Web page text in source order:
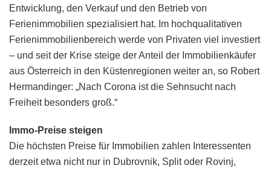
Entwicklung, den Verkauf und den Betrieb von
Ferienimmobilien spezialisiert hat. Im hochqualitativen
Ferienimmobilienbereich werde von Privaten viel investiert
– und seit der Krise steige der Anteil der Immobilienkäufer
aus Österreich in den Küstenregionen weiter an, so Robert
Hermandinger: „Nach Corona ist die Sehnsucht nach
Freiheit besonders groß.“
Immo-Preise steigen
Die höchsten Preise für Immobilien zahlen Interessenten
derzeit etwa nicht nur in Dubrovnik, Split oder Rovinj,